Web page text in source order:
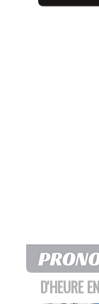
D'HEURE